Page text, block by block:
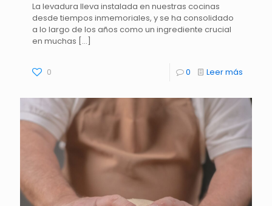
La levadura lleva instalada en nuestras cocinas
desde tiempos inmemoriales, y se ha consolidado
a lo largo de los años como un ingrediente crucial
en muchas […]
0 0 Leer más